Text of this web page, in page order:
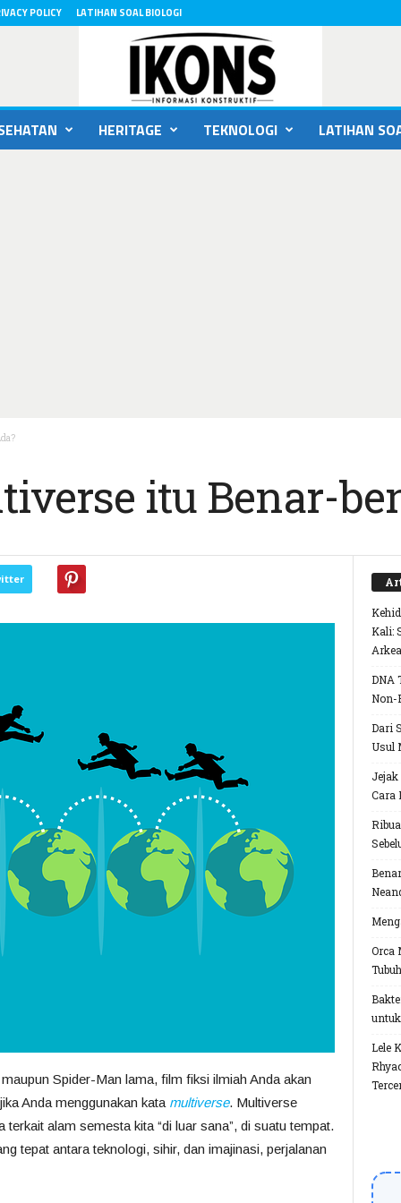
POLICY LATIHAN SOAL BIOLOGI
HERITAGE TEKNOLOGI LATIHAN
itu Benar-
Spider-Man lama, film fiksi ilmiah Anda akan
Anda menggunakan kata multiverse. Multiverse
alam semesta kita “di luar sana”, di suatu tempat.
tepat antara teknologi, sihir, dan imajinasi, perjalanan
Kali:
Arkea
DNA
Non-
Dari
Usul
Cara
Orca
Lele